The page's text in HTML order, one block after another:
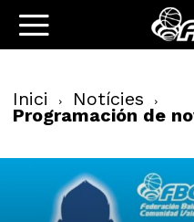
Inici Notícies
Programación de